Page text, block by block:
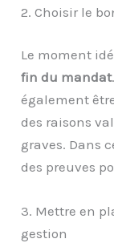
2. Choisir le
Le moment
fin du mandat
également
des raisons
graves. Dans
des preuves
3. Mettre en
gestion